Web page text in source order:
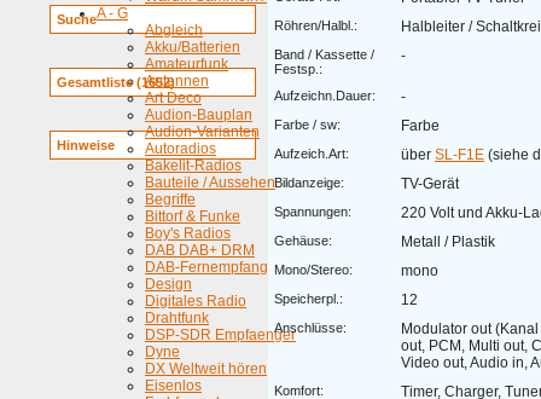
A - G
Abgleich
Akku/Batterien
Amateurfunk
Antennen
Art Deco
Audion-Bauplan
Audion-Varianten
Autoradios
Bakelit-Radios
Bauteile / Aussehen
Begriffe
Bittorf & Funke
Boy's Radios
DAB DAB+ DRM
DAB-Fernempfang
Design
Digitales Radio
Drahtfunk
DSP-SDR Empfaenger
Dyne
DX Weltweit hören
Eisenlos
Suche
Gesamtliste (1652)
Hinweise
Röhren/Halbl.: Halbleiter /
Band / Kassette /
Festsp.:
-
Aufzeichn.Dauer: -
Farbe / sw: Farbe
Aufzeich.Art: über SL-F1E (siehe
Bildanzeige: TV-Gerät
Spannungen: 220 Volt und Akku-
Gehäuse: Metall / Plastik
Mono/Stereo: mono
Speicherpl.: 12
Anschlüsse:
Modulator out
out, PCM, Multi out,
Video out, Audio in,
Komfort:
Timer, Charger,